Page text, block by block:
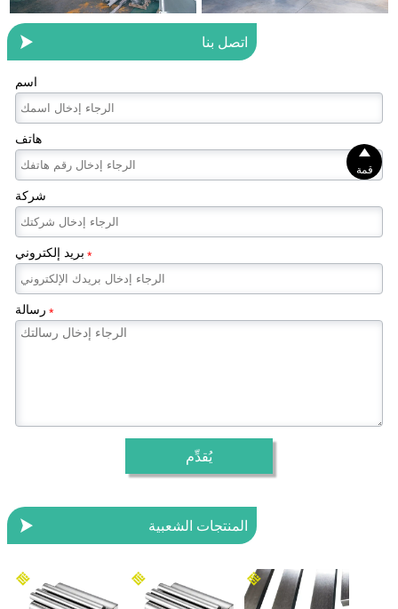
 اتصل بنا
اسم
هاتف
شركة
بريد إلكتروني *
رسالة *
يُقدِّم
 المنتجات الشعبية

قمة